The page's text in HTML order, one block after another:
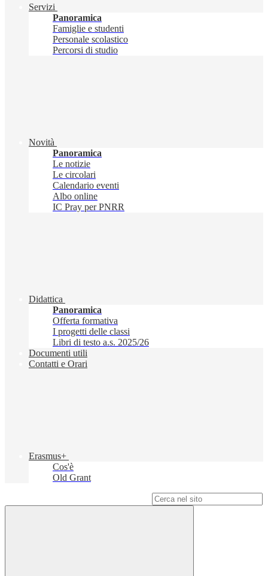
Servizi
Panoramica
Famiglie e studenti
Personale scolastico
Percorsi di studio
Novità
Panoramica
Le notizie
Le circolari
Calendario eventi
Albo online
IC Pray per PNRR
Didattica
Panoramica
Offerta formativa
I progetti delle classi
Libri di testo a.s. 2025/26
Documenti utili
Contatti e Orari
Erasmus+
Cos'è
Old Grant